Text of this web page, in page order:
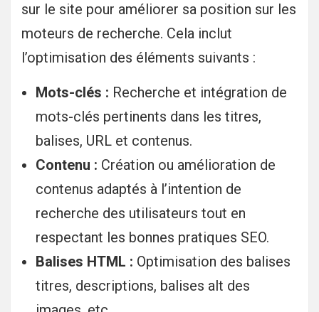
sur le site pour améliorer sa position sur les
moteurs de recherche. Cela inclut
l’optimisation des éléments suivants :
Mots-clés : Recherche et intégration de
mots-clés pertinents dans les titres,
balises, URL et contenus.
Contenu : Création ou amélioration de
contenus adaptés à l’intention de
recherche des utilisateurs tout en
respectant les bonnes pratiques SEO.
Balises HTML : Optimisation des balises
titres, descriptions, balises alt des